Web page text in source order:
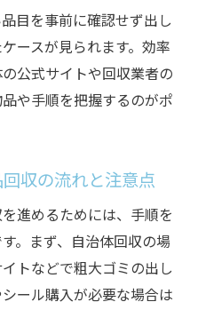
安く済ませるための方
心の方法を徹底解説
心できる業者の選び
注意したいトラブル事
収業者を千葉で見極め
で安心処分を実現する
目を事前に確認せず出し
ースが見られます。効率
公式サイトや回収業者の
や手順を把握するのがポ
収の流れと注意点
進めるためには、手順を
。まず、自治体回収の場
トなどで粗大ゴミの出し
ール購入が必要な場合は